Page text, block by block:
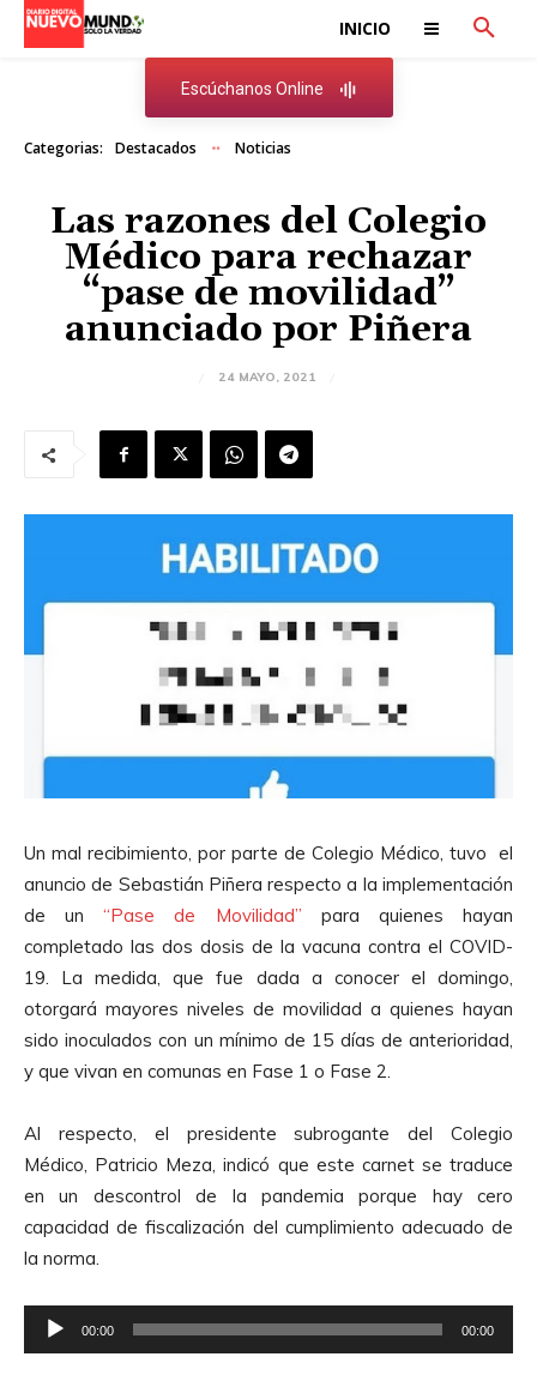
INICIO
Escúchanos Online
Categorias: Destacados Noticias
Las razones del Colegio
Médico para rechazar
“pase de movilidad”
anunciado por Piñera
24 MAYO, 2021
Un mal recibimiento, por parte de Colegio Médico, tuvo el
anuncio de Sebastián Piñera respecto a la implementación
de un“Pase de Movilidad” para quienes hayan
completado las dos dosis de la vacuna contra el COVID-
19. La medida, que fue dada a conocer el domingo,
otorgará mayores niveles de movilidad a quienes hayan
sido inoculados con un mínimo de 15 días de anterioridad,
y que vivan en comunas en Fase 1 o Fase 2.
Al respecto, el presidente subrogante del Colegio
Médico, Patricio Meza, indicó que este carnet se traduce
en un descontrol de la pandemia porque hay cero
capacidad de fiscalización del cumplimiento adecuado de
la norma.
e
00:00 00:00